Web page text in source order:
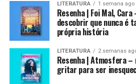
LITERATURA 1 semana ago
Resenha | Foi Mal,
descobrir que nunca é
própria história
LITERATURA 2 semanas
Resenha | Atmosfera
gritar para ser